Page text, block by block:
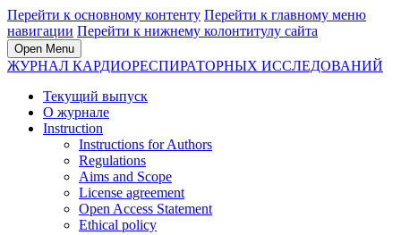
Перейти к основному контенту Перейти к главному меню
навигации Перейти к нижнему колонтитулу сайта
Open Menu
ЖУРНАЛ КАРДИОРЕСПИРАТОРНЫХ ИССЛЕДОВАНИЙ
Текущий выпуск
О журнале
Instruction
Instructions for Authors
Regulations
Aims and Scope
License agreement
Open Access Statement
Ethical policy